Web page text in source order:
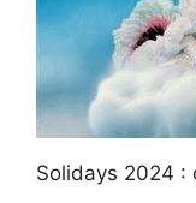
Solidays 2024 :